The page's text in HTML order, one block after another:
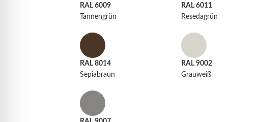
RAL 6009
Tannengrün
RAL 6011
Resedagrün
RAL 8014
Sepiabraun
RAL 9002
Grauweiß